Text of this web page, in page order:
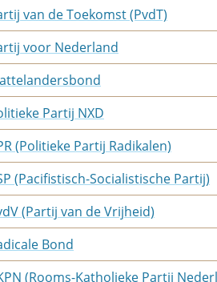
van de Toekomst (PvdT)
voor Nederland
Partij NXD
(Politieke Partij Radikalen)
(Pacifistisch-Socialistische Partij)
(Partij van de Vrijheid)
Bond
(Rooms-Katholieke Partij